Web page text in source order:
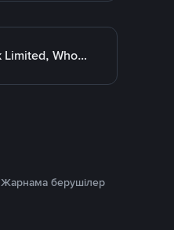
Allied Bank Limited, Wholesale Branch
Жарнама берушілер